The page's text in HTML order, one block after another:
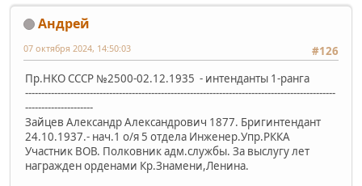
Андрей
#126
07 октября 2024, 14:50:03
Пр.НКО СССР №2500-02.12.1935 - интенданты 1-ранга
------------------------------------------------------------------------------------------------
---------------------
Зайцев Александр Александрович 1877. Бригинтендант
24.10.1937.- нач.1 о/я 5 отдела Инженер.Упр.РККА
Участник ВОВ. Полковник адм.службы. За выслугу лет
награжден орденами Кр.Знамени,Ленина.